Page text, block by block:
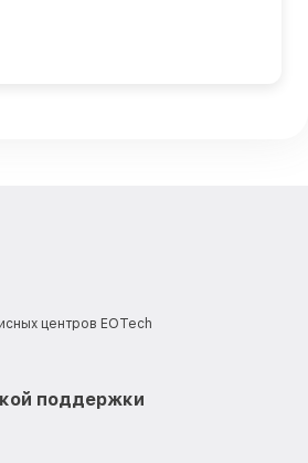
центров EOTech
поддержки